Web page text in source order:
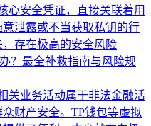
心安全凭证，直接关联着用
泄露或不当获取私钥的行
存在极高的安全风险
？最全补救指南与风险规
关业务活动属于非法金融活
财产安全。TP钱包等虚拟